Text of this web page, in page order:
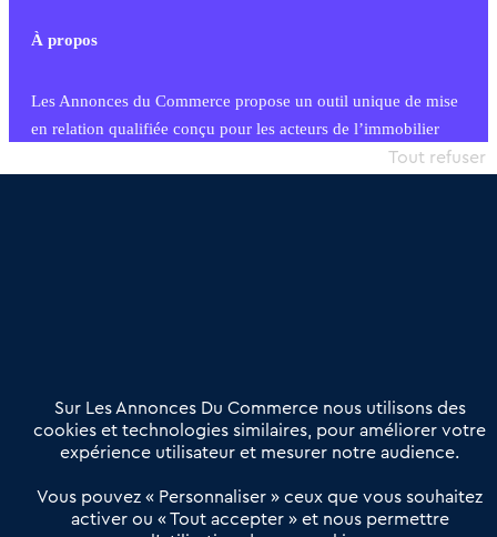
À propos
Les Annonces du Commerce propose un outil unique de mise
en relation qualifiée conçu pour les acteurs de l’immobilier
commercial et les collectivités territoriales, simple et intégrant
Offres Pro
Actualités
Qui sommes nous ?
Derniers articles
Réseau 3C : un partenaire national dédié aux transactions
Sur Les Annonces Du Commerce nous utilisons des
cookies et technologies similaires, pour améliorer votre
expérience utilisateur et mesurer notre audience.
Vous pouvez « Personnaliser » ceux que vous souhaitez
activer ou « Tout accepter » et nous permettre
Tout refuser